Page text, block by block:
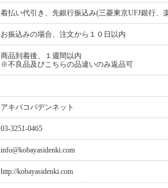
着払い代引き、先銀行振込み(三菱東京UFJ銀行、
お振込みの場合、注文から１０日以内
商品到着後、１週間以内
※不良品及びこちらの品違いのみ返品可
アキバコバデンネット
03-3251-0465
info@kobayasidenki.com
http://kobayasidenki.com